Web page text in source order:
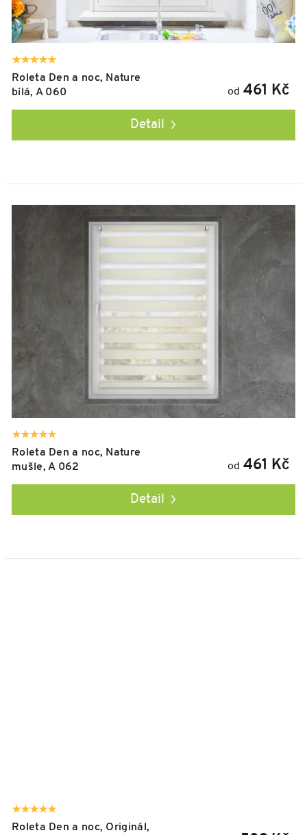
Roleta Den a noc, Nature
bílá, A 060
od 461 Kč
Detail
Roleta Den a noc, Nature
mušle, A 062
od 461 Kč
Detail
Roleta Den a noc, Originál,